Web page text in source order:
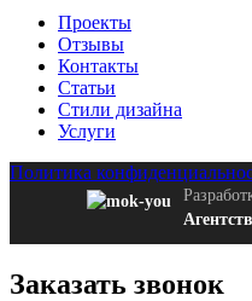
Проекты
Отзывы
Контакты
Статьи
Стили дизайна
Услуги
Политика
Заказать звонок